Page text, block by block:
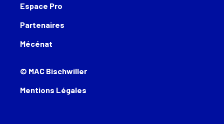
Espace Pro
Partenaires
Mécénat
© MAC Bischwiller
Mentions Légales